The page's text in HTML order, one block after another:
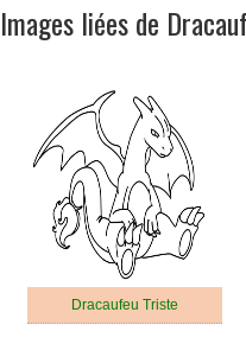
Images liées de
Dracaufeu Triste